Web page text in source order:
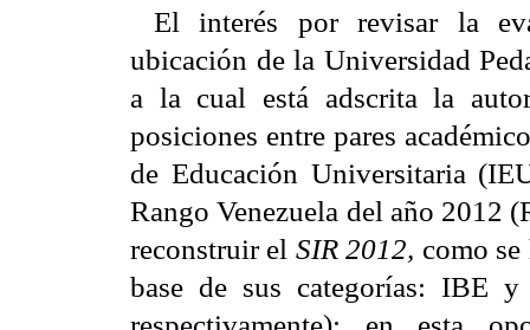
El interés por revisar la
ubicación de la Universidad
a la cual está adscrita la
posiciones entre pares
de Educación Universitaria
Rango Venezuela del año 2012
reconstruir el SIR 2012, como
base de sus categorías: IBE y